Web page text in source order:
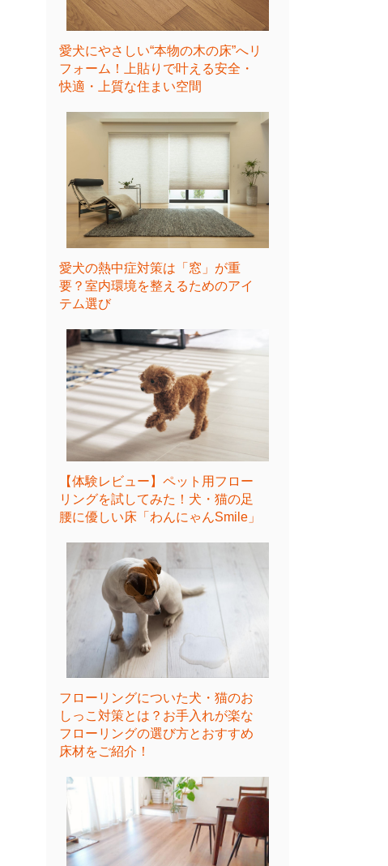
愛犬にやさしい“本物の木の床”へリ
フォーム！上貼りで叶える安全・
快適・上質な住まい空間
愛犬の熱中症対策は「窓」が重
要？室内環境を整えるためのアイ
テム選び
【体験レビュー】ペット用フロー
リングを試してみた！犬・猫の足
腰に優しい床「わんにゃんSmile」
フローリングについた犬・猫のお
しっこ対策とは？お手入れが楽な
フローリングの選び方とおすすめ
床材をご紹介！